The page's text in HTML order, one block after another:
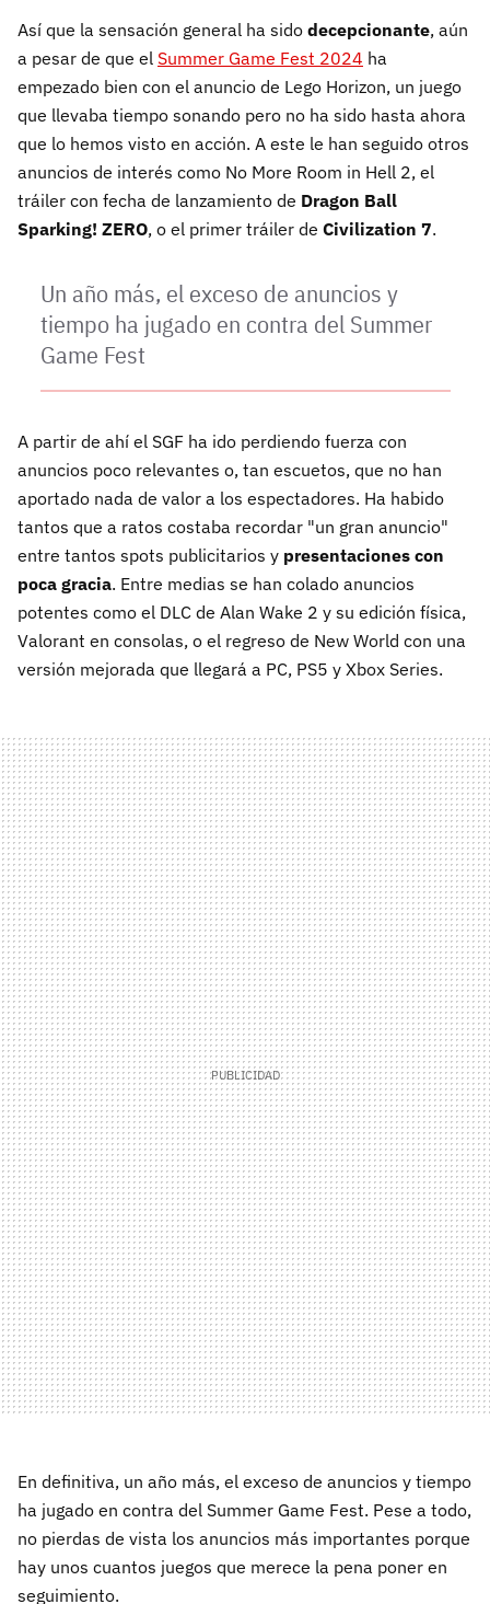
Así que la sensación general ha sido decepcionante, aún
a pesar de que el Summer Game Fest 2024 ha
empezado bien con el anuncio de Lego Horizon, un juego
que llevaba tiempo sonando pero no ha sido hasta ahora
que lo hemos visto en acción. A este le han seguido otros
anuncios de interés como No More Room in Hell 2, el
tráiler con fecha de lanzamiento de Dragon Ball
Sparking! ZERO, o el primer tráiler de Civilization 7.
Un año más, el exceso de anuncios y
tiempo ha jugado en contra del Summer
Game Fest
A partir de ahí el SGF ha ido perdiendo fuerza con
anuncios poco relevantes o, tan escuetos, que no han
aportado nada de valor a los espectadores. Ha habido
tantos que a ratos costaba recordar "un gran anuncio"
entre tantos spots publicitarios y presentaciones con
poca gracia. Entre medias se han colado anuncios
potentes como el DLC de Alan Wake 2 y su edición física,
Valorant en consolas, o el regreso de New World con una
versión mejorada que llegará a PC, PS5 y Xbox Series.
En definitiva, un año más, el exceso de anuncios y tiempo
ha jugado en contra del Summer Game Fest. Pese a todo,
no pierdas de vista los anuncios más importantes porque
hay unos cuantos juegos que merece la pena poner en
seguimiento.